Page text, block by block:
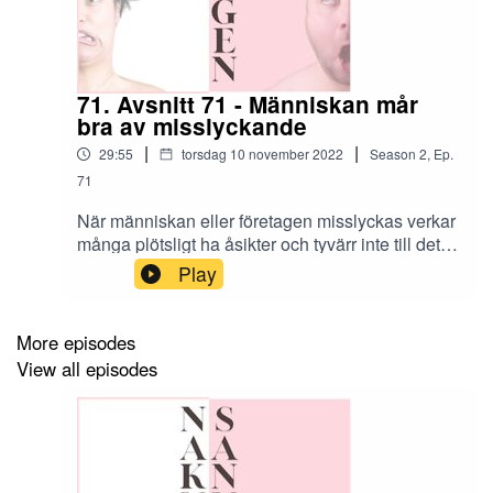
71. Avsnitt 71 - Människan mår
bra av misslyckande
29:55 | torsdag 10 november 2022 | Season 2, Ep.
71
När människan eller företagen misslyckas verkar
många plötsligt ha åsikter och tyvärr inte till det
bättre, tvärtom så verkar många glädjas åt andras
misslyckanden. Hur långt kan man egentligen
Play
More episodes
View all episodes